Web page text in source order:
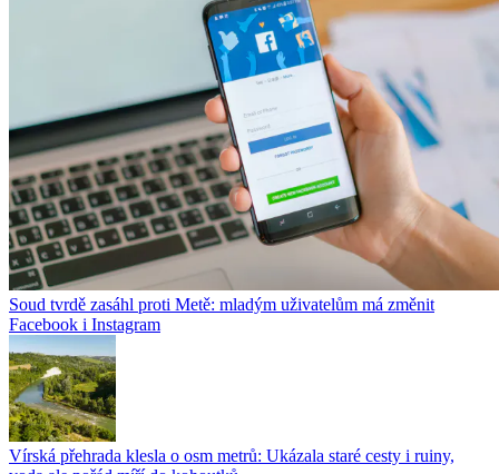
Soud tvrdě zasáhl proti Metě: mladým uživatelům má změnit
Facebook i Instagram
Vírská přehrada klesla o osm metrů: Ukázala staré cesty i ruiny,